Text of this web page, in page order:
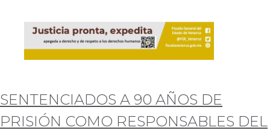
SENTENCIADOS A 90 AÑOS DE
PRISIÓN COMO RESPONSABLES DEL